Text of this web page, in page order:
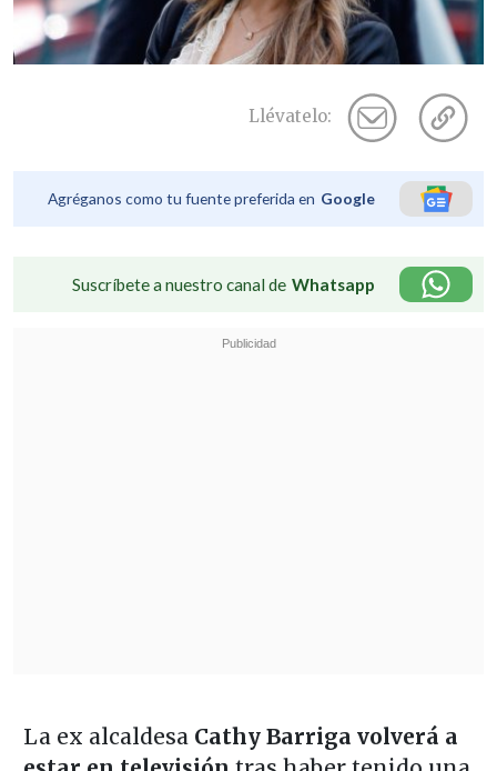
Llévatelo:
Agréganos como tu fuente preferida en Google
Suscríbete a nuestro canal de Whatsapp
La ex alcaldesa Cathy Barriga volverá a